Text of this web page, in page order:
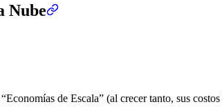
Nube
de Escala” (al crecer tanto, sus